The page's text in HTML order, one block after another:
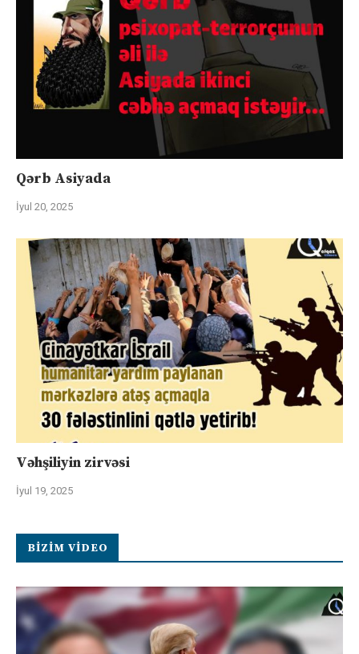
Qərb Asiyada
İyul 20, 2025
Vəhşiliyin zirvəsi
İyul 19, 2025
BIZIM VIDEO